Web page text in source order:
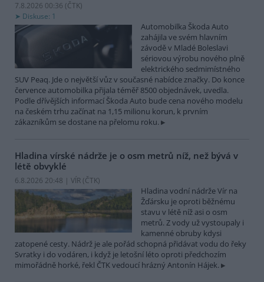
7.8.2026 00:36 (ČTK)
Diskuse: 1
Automobilka Škoda Auto
zahájila ve svém hlavním
závodě v Mladé Boleslavi
sériovou výrobu nového plně
elektrického sedmimístného
SUV Peaq. Jde o největší vůz v současné nabídce značky. Do konce
července automobilka přijala téměř 8500 objednávek, uvedla.
Podle dřívějších informací Škoda Auto bude cena nového modelu
na českém trhu začínat na 1,15 milionu korun, k prvním
zákazníkům se dostane na přelomu roku.
Hladina vírské nádrže je o osm metrů níž, než bývá v
létě obvyklé
6.8.2026 20:48 | VÍR (ČTK)
Hladina vodní nádrže Vír na
Žďársku je oproti běžnému
stavu v létě níž asi o osm
metrů. Z vody už vystoupaly i
kamenné obruby kdysi
zatopené cesty. Nádrž je ale pořád schopná přidávat vodu do řeky
Svratky i do vodáren, i když je letošní léto oproti předchozím
mimořádně horké, řekl ČTK vedoucí hrázný Antonín Hájek.